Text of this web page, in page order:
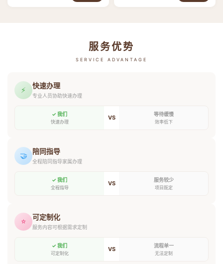
服务优势
SERVICE ADVANTAGE
⚡ 快速办理
专业人员协助快速办理
✓ 我们
快速办理
VS 等待缓慢
效率低下
🤝 陪同指导
全程陪同指导家属办理
✓ 我们
全程指导
VS 服务较少
项目既定
⭐ 可定制化
服务内容可根据需求定制
✓ 我们
可定制化
VS 流程单一
无法定制